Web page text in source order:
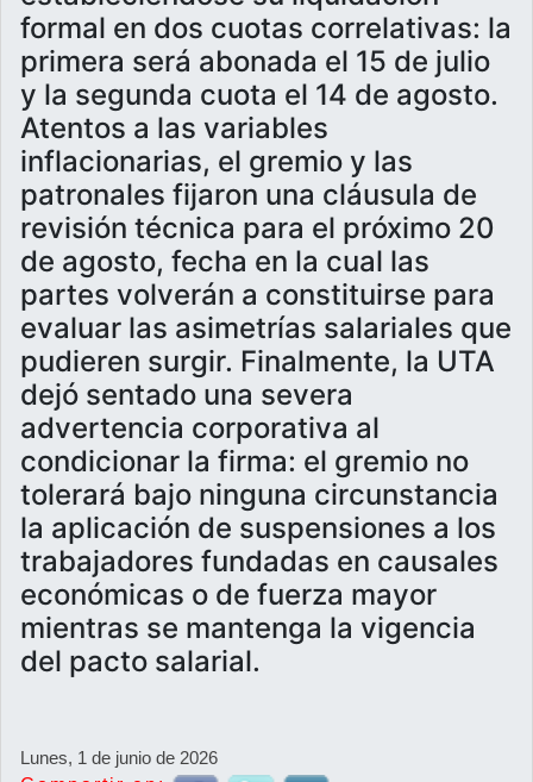
formal en dos cuotas correlativas: la
primera será abonada el 15 de julio
y la segunda cuota el 14 de agosto.
Atentos a las variables
inflacionarias, el gremio y las
patronales fijaron una cláusula de
revisión técnica para el próximo 20
de agosto, fecha en la cual las
partes volverán a constituirse para
evaluar las asimetrías salariales que
pudieren surgir. Finalmente, la UTA
dejó sentado una severa
advertencia corporativa al
condicionar la firma: el gremio no
tolerará bajo ninguna circunstancia
la aplicación de suspensiones a los
trabajadores fundadas en causales
económicas o de fuerza mayor
mientras se mantenga la vigencia
del pacto salarial.
Lunes, 1 de junio de 2026